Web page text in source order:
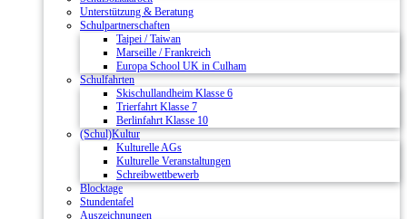
Unterstützung & Beratung
Schulpartnerschaften
Taipei / Taiwan
Marseille / Frankreich
Europa School UK in Culham
Schulfahrten
Skischullandheim Klasse 6
Trierfahrt Klasse 7
Berlinfahrt Klasse 10
(Schul)Kultur
Kulturelle AGs
Kulturelle Veranstaltungen
Schreibwettbewerb
Blocktage
Stundentafel
Auszeichnungen